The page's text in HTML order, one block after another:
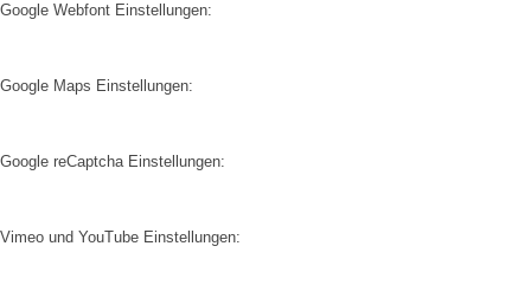
Google Webfont Einstellungen:
Google Maps Einstellungen:
Google reCaptcha Einstellungen:
Vimeo und YouTube Einstellungen: